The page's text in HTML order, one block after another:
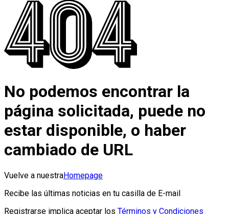
No podemos encontrar la
página solicitada, puede no
estar disponible, o haber
cambiado de URL
Vuelve a nuestraHomepage
Recibe las últimas noticias en tu casilla de E-mail
Registrarse implica aceptar los Términos y Condiciones